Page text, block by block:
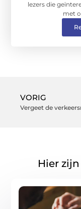
lezers die
met
VORIG
Hier